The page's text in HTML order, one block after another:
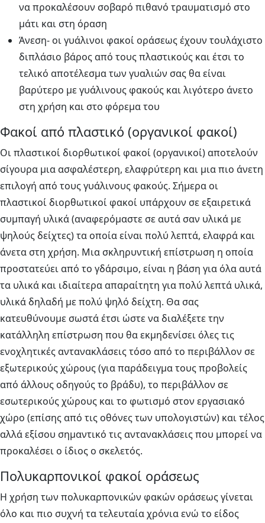
να προκαλέσουν σοβαρό πιθανό τραυματισμό στο
μάτι και στη όραση
Άνεση- οι γυάλινοι φακοί οράσεως έχουν τουλάχιστο
διπλάσιο βάρος από τους πλαστικούς και έτσι το
τελικό αποτέλεσμα των γυαλιών σας θα είναι
βαρύτερο με γυάλινους φακούς και λιγότερο άνετο
στη χρήση και στο φόρεμα του
Φακοί από πλαστικό (οργανικοί φακοί)
Οι πλαστικοί διορθωτικοί φακοί (οργανικοί) αποτελούν
σίγουρα μια ασφαλέστερη, ελαφρύτερη και μια πιο άνετη
επιλογή από τους γυάλινους φακούς. Σήμερα οι
πλαστικοί διορθωτικοί φακοί υπάρχουν σε εξαιρετικά
συμπαγή υλικά (αναφερόμαστε σε αυτά σαν υλικά με
ψηλούς δείχτες) τα οποία είναι πολύ λεπτά, ελαφρά και
άνετα στη χρήση. Μια σκληρυντική επίστρωση η οποία
προστατεύει από το γδάρσιμο, είναι η βάση για όλα αυτά
τα υλικά και ιδιαίτερα απαραίτητη για πολύ λεπτά υλικά,
υλικά δηλαδή με πολύ ψηλό δείχτη. Θα σας
κατευθύνουμε σωστά έτσι ώστε να διαλέξετε την
κατάλληλη επίστρωση που θα εκμηδενίσει όλες τις
ενοχλητικές αντανακλάσεις τόσο από το περιβάλλον σε
εξωτερικούς χώρους (για παράδειγμα τους προβολείς
από άλλους οδηγούς το βράδυ), το περιβάλλον σε
εσωτερικούς χώρους και το φωτισμό στον εργασιακό
χώρο (επίσης από τις οθόνες των υπολογιστών) και τέλος
αλλά εξίσου σημαντικό τις αντανακλάσεις που μπορεί να
προκαλέσει ο ίδιος ο σκελετός.
Πολυκαρπονικοί φακοί οράσεως
Η χρήση των πολυκαρπονικών φακών οράσεως γίνεται
όλο και πιο συχνή τα τελευταία χρόνια ενώ το είδος